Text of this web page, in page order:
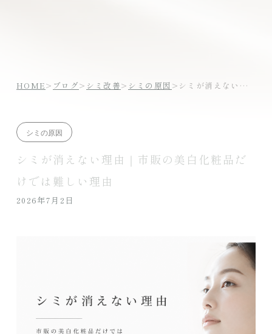
HOME> ブログ> シミ改善> シミの原因 > シミが消えない理由｜市販の美白化粧品だけでは難しい理由
シミの原因
シミが消えない理由｜市販の美白化粧品だ
けでは難しい理由
2026年7月2日